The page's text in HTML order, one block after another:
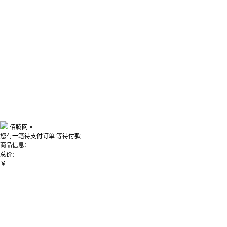
佰腾网 ×
您有一笔待支付订单 等待付款
商品信息：
总价：
￥